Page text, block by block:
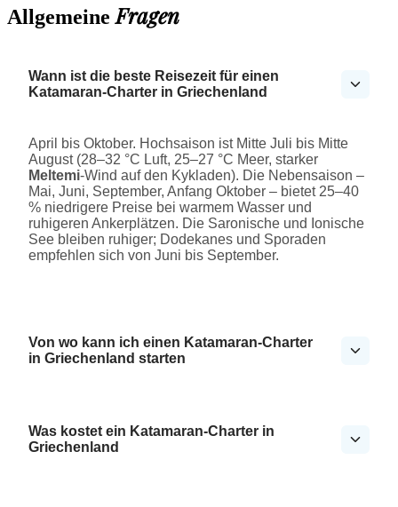
AllgemeineFragen
Wann ist die beste Reisezeit für einen
Katamaran-Charter in Griechenland
April bis Oktober. Hochsaison ist Mitte Juli bis Mitte
August (28–32 °C Luft, 25–27 °C Meer, starker
Meltemi-Wind auf den Kykladen). Die Nebensaison –
Mai, Juni, September, Anfang Oktober – bietet 25–40
% niedrigere Preise bei warmem Wasser und
ruhigeren Ankerplätzen. Die Saronische und Ionische
See bleiben ruhiger; Dodekanes und Sporaden
empfehlen sich von Juni bis September.
Von wo kann ich einen Katamaran-Charter
in Griechenland starten
Was kostet ein Katamaran-Charter in
Griechenland